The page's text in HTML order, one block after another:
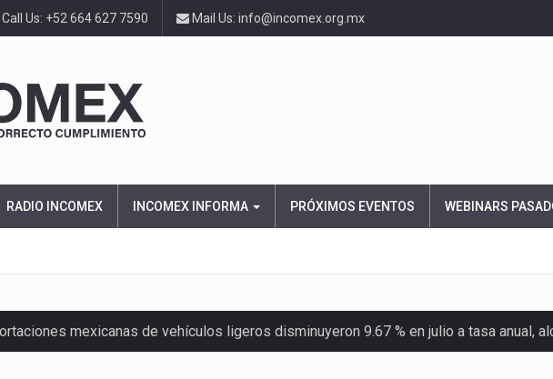
Call Us: +52 664 627 7590 Mail Us: info@incomex.org.mx
RADIO INCOMEX INCOMEX INFORMA PRÓXIMOS EVENTOS WEBINARS
mexicanas de vehículos ligeros disminuyeron 9.67 % en julio a tasa anual,